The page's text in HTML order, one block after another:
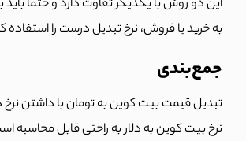
این دو روش با یکدیگر تفاوت دارد و حتما
به خرید یا فروش، نرخ تبدیل درست را استفاده
جمع‌بندی
تبدیل قیمت بیت کوین به تومان با داشتن نرخ
نرخ بیت کوین به دلار به راحتی قابل محاسبه